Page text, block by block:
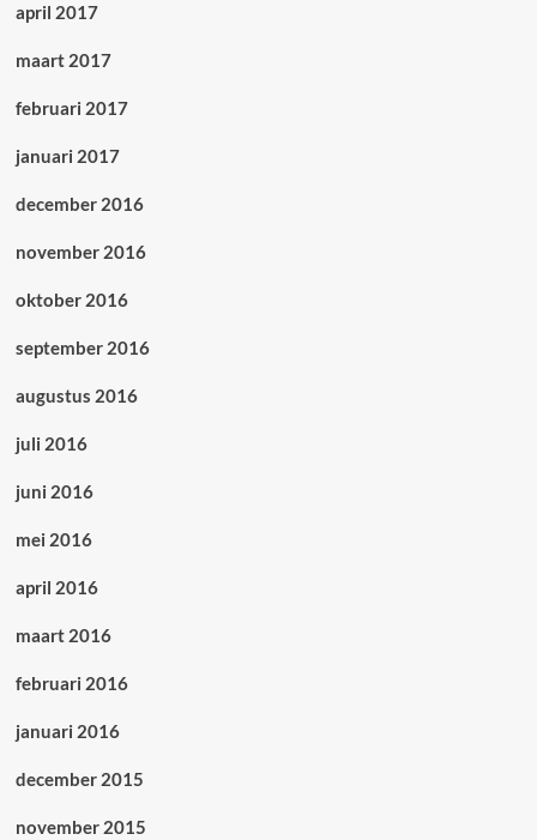
april 2017
maart 2017
februari 2017
januari 2017
december 2016
november 2016
oktober 2016
september 2016
augustus 2016
juli 2016
juni 2016
mei 2016
april 2016
maart 2016
februari 2016
januari 2016
december 2015
november 2015